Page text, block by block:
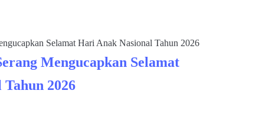
Mengucapkan Selamat
2026